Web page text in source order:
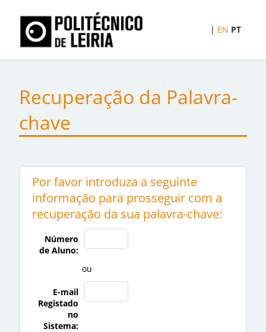
| EN PT
Recuperação da Palavra-
chave
Por favor introduza a seguinte
informação para prosseguir com a
recuperação da sua palavra-chave:
Número
de Aluno:
ou
E-mail
Registado
no
Sistema: